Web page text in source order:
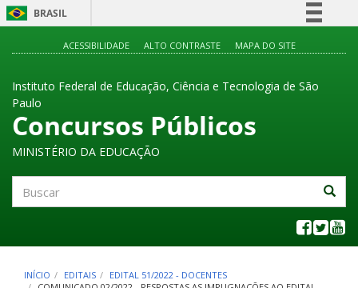
BRASIL
Participe
Legislação
ACESSIBILIDADE ALTO CONTRASTE MAPA DO SITE
Instituto Federal de Educação, Ciência e Tecnologia de São
Paulo
Concursos Públicos
MINISTÉRIO DA EDUCAÇÃO
INÍCIO EDITAIS
EDITAL 51/2022 - DOCENTES